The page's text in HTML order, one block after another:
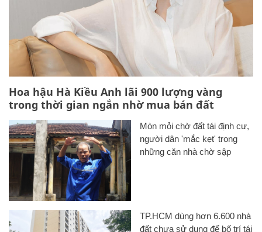
Hoa hậu Hà Kiều Anh lãi 900 lượng vàng
trong thời gian ngắn nhờ mua bán đất
Mòn mỏi chờ đất tái định cư,
người dân 'mắc kẹt' trong
những căn nhà chờ sập
TP.HCM dùng hơn 6.600 nhà
đất chưa sử dụng để bố trí tái